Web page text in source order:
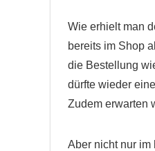
Wie erhielt man
bereits im Shop
die Bestellung
dürfte wieder
Zudem erwarten
Aber nicht nur